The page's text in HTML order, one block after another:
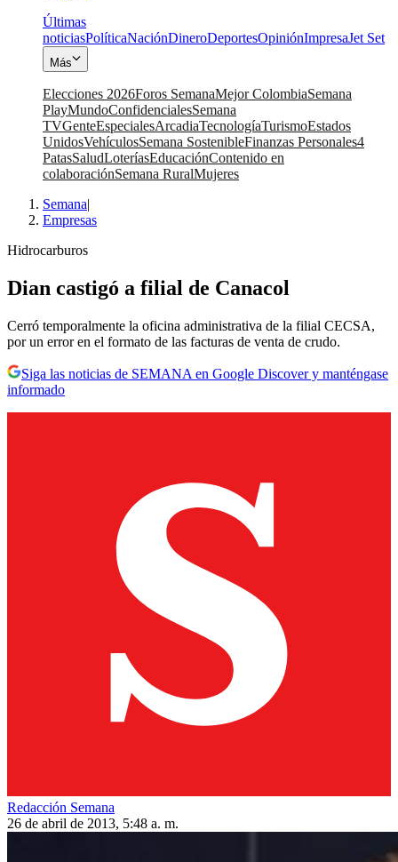
Últimas
noticiasPolíticaNaciónDineroDeportesOpiniónImpresaJet Set
Más
Elecciones 2026Foros SemanaMejor ColombiaSemana
PlayMundoConfidencialesSemana
TVGenteEspecialesArcadiaTecnologíaTurismoEstados
UnidosVehículosSemana SostenibleFinanzas Personales4
PatasSaludLoteríasEducaciónContenido en
colaboraciónSemana RuralMujeres
Semana|
Empresas
Hidrocarburos
Dian castigó a filial de Canacol
Cerró temporalmente la oficina administrativa de la filial CECSA,
por un error en el formato de las facturas de venta de crudo.
Siga las noticias de SEMANA en Google Discover y manténgase
informado
Redacción Semana
26 de abril de 2013, 5:48 a. m.